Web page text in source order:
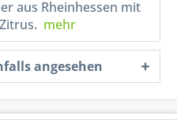
aus Rheinhessen mit
mehr
angesehen